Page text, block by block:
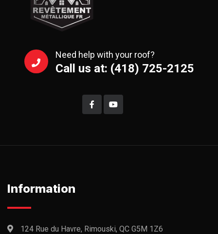
Need help with your roof?
Call us at: (418) 725-2125
Information
124 Rue du Havre, Rimouski, QC G5M 1Z6